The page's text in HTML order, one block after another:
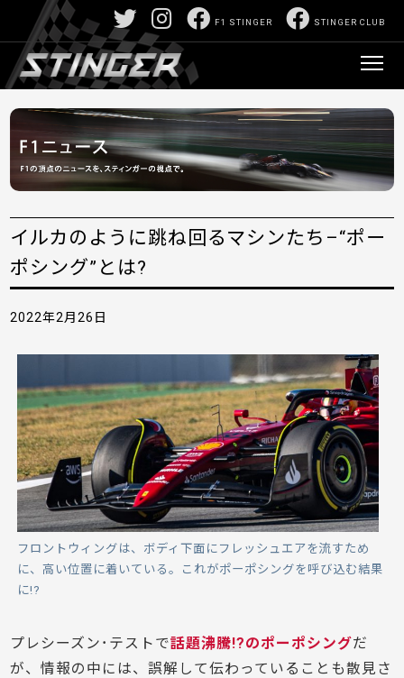
STINGER CLUB
F1 STINGER
イルカのように跳ね回るマシンたち–“ポー
ポシング”とは?
2022年2月26日
フロントウィングは、ボディ下面にフレッシュエアを流すため
に、高い位置に着いている。これがポーポシングを呼び込む結果
に!?
プレシーズン･テストで話題沸騰!?のポーポシングだ
が、情報の中には、誤解して伝わっていることも散見さ